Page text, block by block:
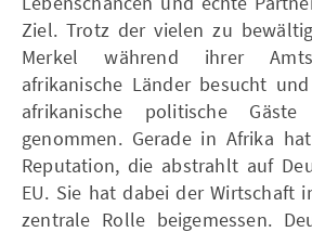
Ziel. Trotz der vielen zu
Merkel während ihrer
afrikanische Länder besucht
afrikanische politische
genommen. Gerade in Afrika
Reputation, die abstrahlt auf
EU. Sie hat dabei der Wirtschaft
zentrale Rolle beigemessen.